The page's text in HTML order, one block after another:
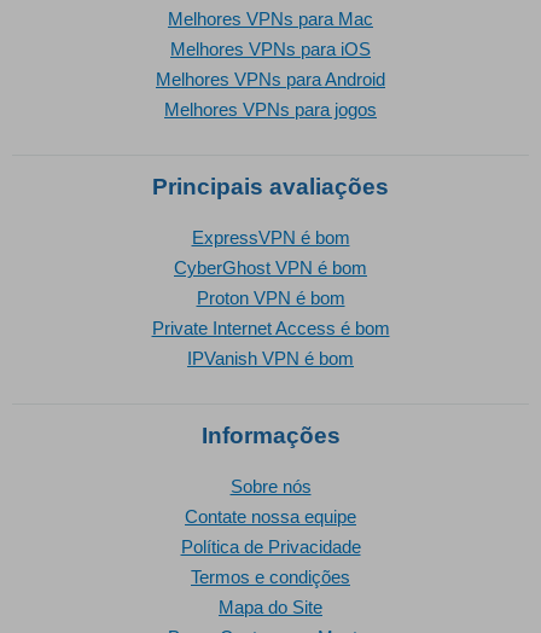
Melhores VPNs para Mac
Melhores VPNs para iOS
Melhores VPNs para Android
Melhores VPNs para jogos
Principais avaliações
ExpressVPN é bom
CyberGhost VPN é bom
Proton VPN é bom
Private Internet Access é bom
IPVanish VPN é bom
Informações
Sobre nós
Contate nossa equipe
Política de Privacidade
Termos e condições
Mapa do Site